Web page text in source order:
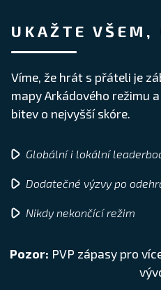
UKAŽTE VŠEM,
Víme, že hrát s přáteli je
mapy Arkádového režimu
bitev o nejvyšší skóre.
Globální i lokální
Dodatečné výzvy po
Nikdy nekončící režim
Pozor: PVP zápasy pro